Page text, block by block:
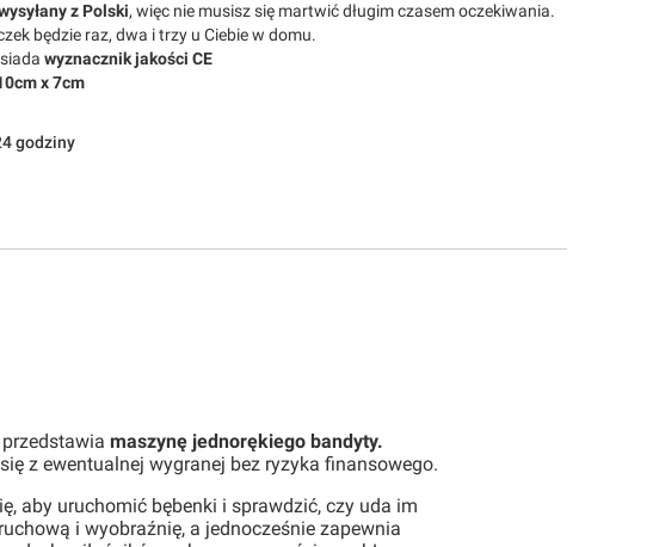
z Polski, więc nie musisz się martwić długim czasem oczekiwania.
będzie raz, dwa i trzy u Ciebie w domu.
wyznacznik jakości CE
x 7cm
godziny
maszynę jednorękiego bandyty.
z ewentualnej wygranej bez ryzyka finansowego.
aby uruchomić bębenki i sprawdzić, czy uda im
i wyobraźnię, a jednocześnie zapewnia